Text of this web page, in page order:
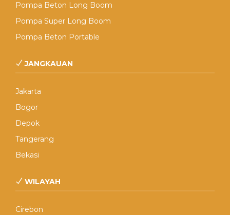
Pompa Beton Long Boom
Pompa Super Long Boom
Pompa Beton Portable
JANGKAUAN
Jakarta
Bogor
Depok
Tangerang
Bekasi
WILAYAH
Cirebon